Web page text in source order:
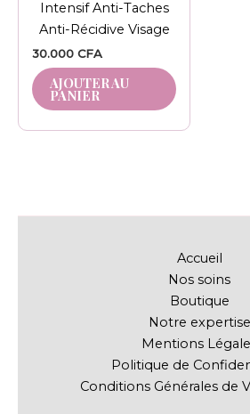
Intensif Anti-Taches
Anti-Récidive Visage
30.000 CFA
AJOUTER AU
PANIER
Accueil
Nos soins
Boutique
Notre expertise
Mentions
Politique de
Conditions Générales de